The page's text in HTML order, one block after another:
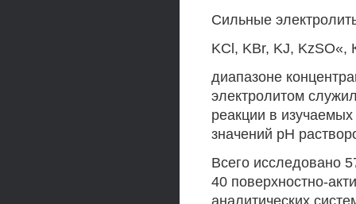
Сильные
KCl, KBr, KJ,
диапазоне
электролитом
реакции в
значений рН
Всего исследовано
40 поверхностно-
аналитических